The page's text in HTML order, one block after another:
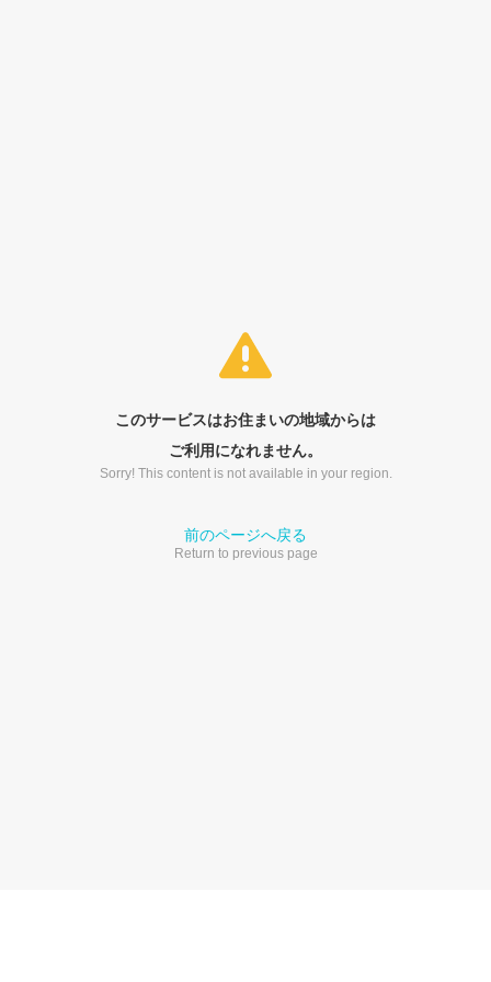
このサービスはお住まいの地域からは
ご利用になれません。
Sorry! This content is not available in your region.
前のページへ戻る
Return to previous page